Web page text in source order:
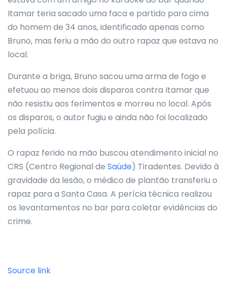
Itamar teria sacado uma faca e partido para cima
do homem de 34 anos, identificado apenas como
Bruno, mas feriu a mão do outro rapaz que estava no
local.
Durante a briga, Bruno sacou uma arma de fogo e
efetuou ao menos dois disparos contra Itamar que
não resistiu aos ferimentos e morreu no local. Após
os disparos, o autor fugiu e ainda não foi localizado
pela polícia.
O rapaz ferido na mão buscou atendimento inicial no
CRS (Centro Regional de Saúde) Tiradentes. Devido à
gravidade da lesão, o médico de plantão transferiu o
rapaz para a Santa Casa. A perícia técnica realizou
os levantamentos no bar para coletar evidências do
crime.
Source link